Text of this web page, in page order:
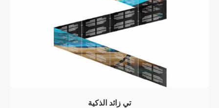
تي زائد الذكية